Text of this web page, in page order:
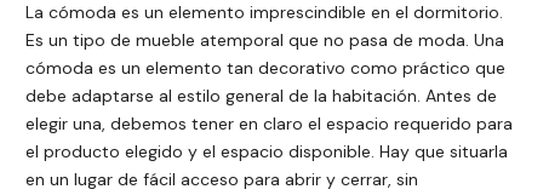
La cómoda es un elemento imprescindible en el dormitorio.
Es un tipo de mueble atemporal que no pasa de moda. Una
cómoda es un elemento tan decorativo como práctico que
debe adaptarse al estilo general de la habitación. Antes de
elegir una, debemos tener en claro el espacio requerido para
el producto elegido y el espacio disponible. Hay que situarla
en un lugar de fácil acceso para abrir y cerrar, sin